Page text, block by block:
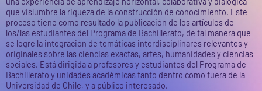
que vislumbre la riqueza de la construcción de conocimiento. Este
proceso tiene como resultado la publicación de los artículos de
los/las estudiantes del Programa de Bachillerato, de tal manera que
se logre la integración de temáticas interdisciplinares relevantes y
originales sobre las ciencias exactas, artes, humanidades y ciencias
sociales. Está dirigida a profesores y estudiantes del Programa de
Bachillerato y unidades académicas tanto dentro como fuera de la
Universidad de Chile, y a público interesado.